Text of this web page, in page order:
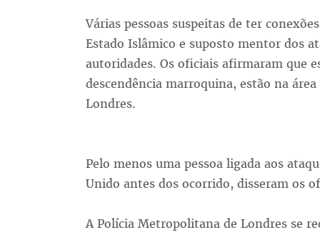
Várias pessoas suspeitas de ter
Estado Islâmico e suposto mentor dos
autoridades. Os oficiais afirmaram que
descendência marroquina, estão na
Londres.
Pelo menos uma pessoa ligada aos
Unido antes dos ocorrido, disseram os
A Polícia Metropolitana de Londres se